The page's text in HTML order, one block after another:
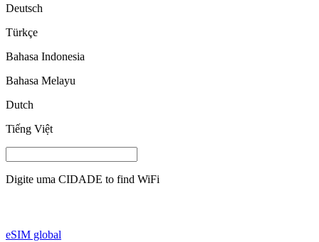
Deutsch
Türkçe
Bahasa Indonesia
Bahasa Melayu
Dutch
Tiếng Việt
Digite uma CIDADE to find WiFi
eSIM global